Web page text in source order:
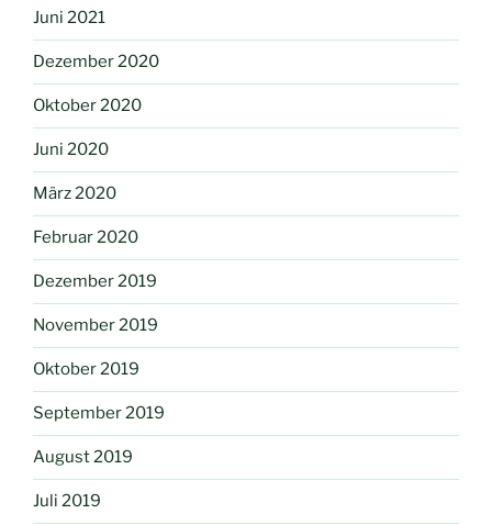
Juni 2021
Dezember 2020
Oktober 2020
Juni 2020
März 2020
Februar 2020
Dezember 2019
November 2019
Oktober 2019
September 2019
August 2019
Juli 2019